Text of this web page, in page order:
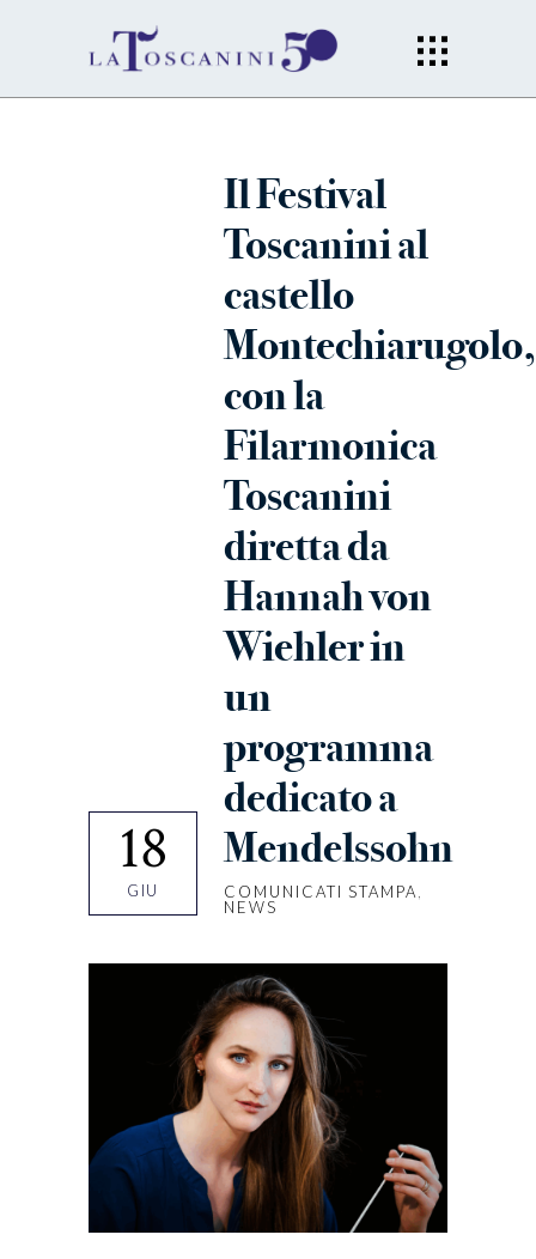
18
GIU
Il Festival
Toscanini al
castello
Montechiarugolo,
con la
Filarmonica
Toscanini
diretta da
Hannah von
Wiehler in
un
programma
dedicato a
Mendelssohn
COMUNICATI STAMPA
NEWS